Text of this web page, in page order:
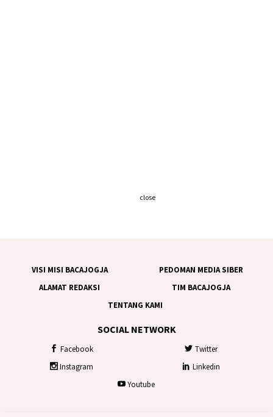
VISI MISI BACAJOGJA
PEDOMAN MEDIA SIBER
ALAMAT REDAKSI
TIM BACAJOGJA
TENTANG KAMI
SOCIAL NETWORK
Facebook
Twitter
Instagram
Linkedin
Youtube
close